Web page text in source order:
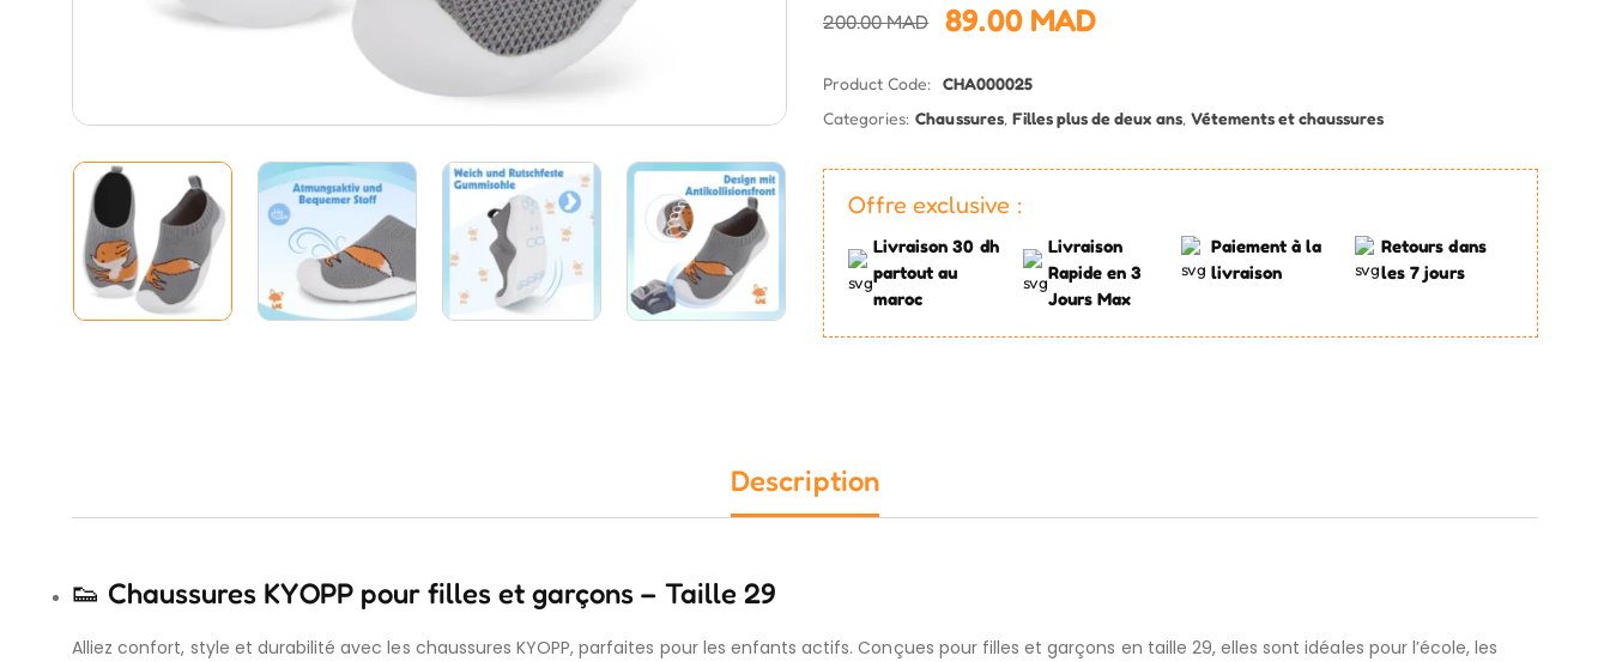
200.00MAD 89.00 MAD
Product Code: CHA000025
Categories: Chaussures, Filles plus de deux ans, Vétements et chaussures
Offre exclusive :
Livraison 30 dh
partout au
maroc
Livraison
Rapide en 3
Jours Max
Paiement à la
livraison
Retours dans
les 7 jours
Description
👟 Chaussures KYOPP pour filles et garçons – Taille 29
Alliez confort, style et durabilité avec les chaussures KYOPP, parfaites pour les enfants actifs. Conçues pour filles et garçons en taille 29, elles sont idéales pour l’école, les